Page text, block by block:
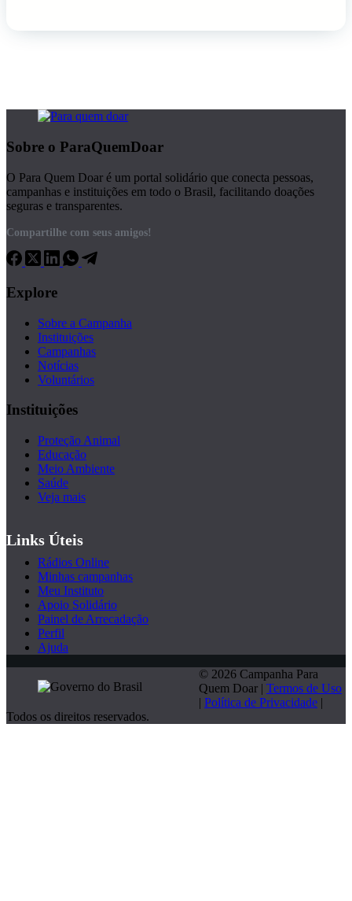
Sobre o ParaQuemDoar
O Para Quem Doar é um portal solidário que conecta pessoas,
campanhas e instituições em todo o Brasil, facilitando doações
seguras e transparentes.
Compartilhe com seus amigos!
Explore
Sobre a Campanha
Instituições
Campanhas
Notícias
Voluntários
Instituições
Proteção Animal
Educação
Meio Ambiente
Saúde
Veja mais
Links Úteis
Rádios Online
Minhas campanhas
Meu Instituto
Apoio Solidário
Painel de Arrecadação
Perfil
Ajuda
© 2026 Campanha Para
Quem Doar | Termos de Uso
| Política de Privacidade |
Todos os direitos reservados.